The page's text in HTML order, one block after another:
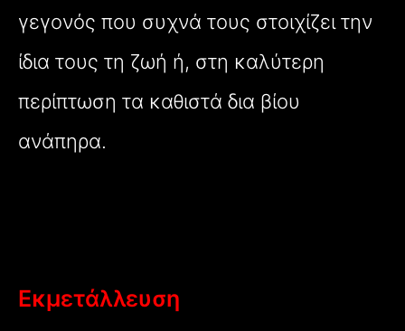
γεγονός που συχνά τους στοιχίζει την
ίδια τους τη ζωή ή, στη καλύτερη
περίπτωση τα καθιστά δια βίου
ανάπηρα.
Εκμετάλλευση